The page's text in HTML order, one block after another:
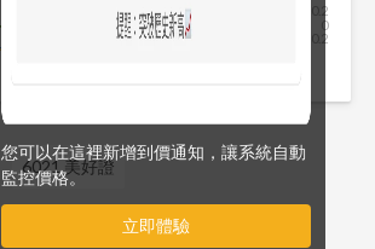
您可以在這裡新增到價通知，讓系統自動
監控價格。
立即體驗
-0.2
0
0.2
6021 美好證